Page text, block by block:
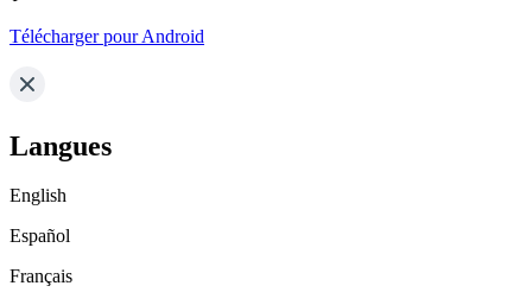
Télécharger pour Android
Langues
English
Español
Français